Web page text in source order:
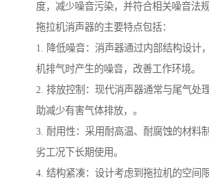
度，减少噪音污染，并符合相关噪音法规
拖拉机消声器的主要特点包括：
1. 降低噪音：消声器通过内部结构设计
机排气时产生的噪音，改善工作环境。
2. 排放控制：现代消声器通常与尾气处
助减少有害气体排放，。
3. 耐用性：采用耐高温、耐腐蚀的材料
劣工况下长期使用。
4. 结构紧凑：设计考虑到拖拉机的空间